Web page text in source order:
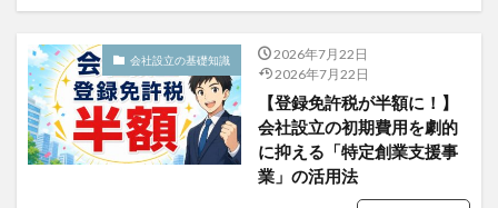
会社設立の基礎知識
2026年7月22日
2026年7月22日
【登録免許税が半額に！】
会社設立の初期費用を劇的
に抑える「特定創業支援事
業」の活用法